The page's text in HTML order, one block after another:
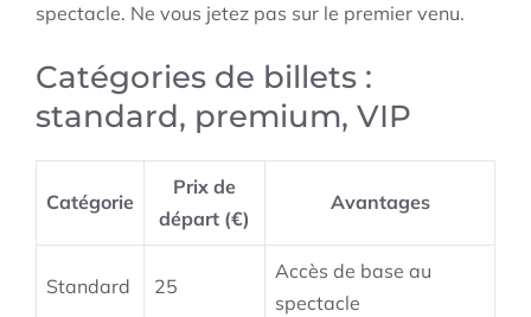
spectacle. Ne vous jetez pas sur le premier venu.
Catégories de billets :
standard, premium, VIP
Catégorie
Prix de
départ (€)
Avantages
Standard 25
Accès de base au
spectacle